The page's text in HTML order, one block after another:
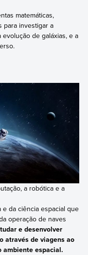
matemáticas,
para investigar a
de galáxias, e a
a robótica e a
da ciência espacial que
operação de naves
e desenvolver
através de viagens ao
ambiente espacial.